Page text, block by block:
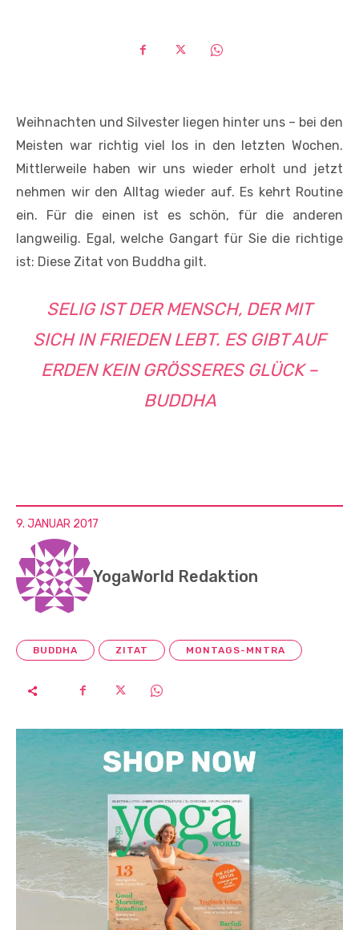
Weihnachten und Silvester liegen hinter uns – bei den
Meisten war richtig viel los in den letzten Wochen.
Mittlerweile haben wir uns wieder erholt und jetzt
nehmen wir den Alltag wieder auf. Es kehrt Routine
ein. Für die einen ist es schön, für die anderen
langweilig. Egal, welche Gangart für Sie die richtige
ist: Diese Zitat von Buddha gilt.
SELIG IST DER MENSCH, DER MIT
SICH IN FRIEDEN LEBT. ES GIBT AUF
ERDEN KEIN GRÖSSERES GLÜCK – B
UDDHA
9. JANUAR 2017
YogaWorld Redaktion
BUDDHA ZITAT MONTAGS-MNTRA